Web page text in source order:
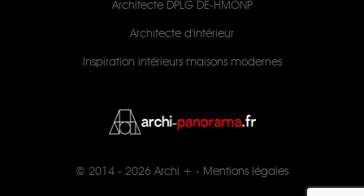
Architecte DPLG DE-HMONP
Architecte d'intérieur
Inspiration intérieurs maisons modernes
© 2014 - 2026 Archi + - Mentions légales